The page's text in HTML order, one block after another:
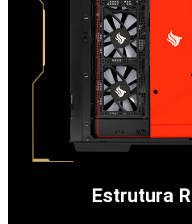
Estrutura